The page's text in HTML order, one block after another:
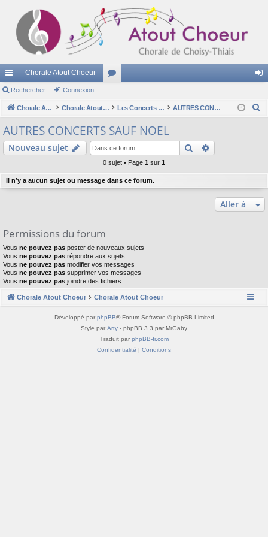
cc
ès
ra
pi
Chorale Atout Choeur
u
m
s
ne
Rechercher Connexion
Chorale Atout Choeur Chorale Atout Choeur Les Concerts - Les Programmes AUTRES CONCERTS SAUF NOEL
r
h
e
AUTRES CONCERTS SAUF NOEL
Nouveau sujet Rechercher
0 sujet • Page 1 sur 1
Il n’y a aucun sujet ou message dans ce forum.
Aller à
Permissions du forum
Vous ne pouvez pas poster de nouveaux sujets
Vous ne pouvez pas répondre aux sujets
Vous ne pouvez pas modifier vos messages
Vous ne pouvez pas supprimer vos messages
Vous ne pouvez pas joindre des fichiers
Chorale Atout Choeur Chorale Atout Choeur
Développé par phpBB® Forum Software © phpBB Limited
Style par Arty - phpBB 3.3 par MrGaby
Traduit par phpBB-fr.com
Confidentialité | Conditions